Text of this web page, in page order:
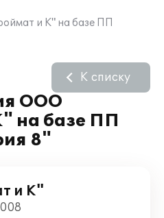
и К" на базе ПП
ООО
на базе ПП
8"
К списку
и К"